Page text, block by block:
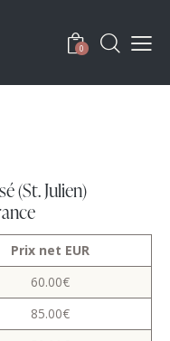
0
(St. Julien)
Prix net EUR
60.00€
85.00€